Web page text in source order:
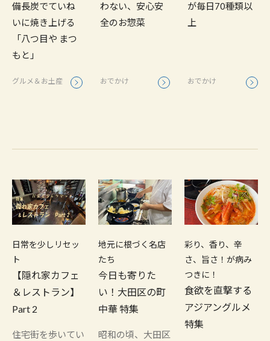
備長炭でていね
いに焼き上げる
「八つ目や まつ
もと」
グルメ＆お土産
わない、安心安
全のお惣菜
おでかけ
が毎日70種類以
上
おでかけ
日常を少しリセッ
ト
【隠れ家カフェ
＆レストラン】
Part 2
住宅街を歩いてい
地元に根づく名店
たち
今日も寄りた
い！大田区の町
中華 特集
昭和の頃、大田区
彩り、香り、辛
さ、旨さ！が病み
つきに！
食欲を直撃する
アジアングルメ
特集